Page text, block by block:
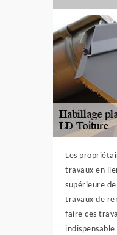
Les
travaux en
supérieure
travaux de
faire ces